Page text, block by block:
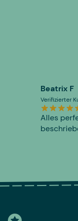
Beatrix F
Verifizierter
Alles